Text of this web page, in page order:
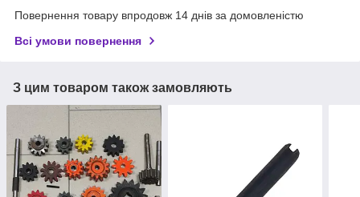
Повернення товару впродовж 14 днів за домовленістю
Всі умови повернення
З цим товаром також замовляють